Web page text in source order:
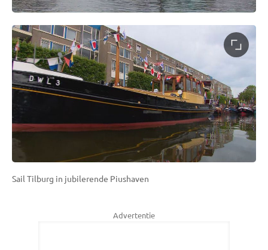
Sail Tilburg in jubilerende Piushaven
Advertentie